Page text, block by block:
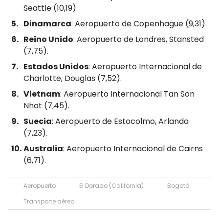
Seattle (10,19).
Dinamarca: Aeropuerto de Copenhague (9,31).
Reino Unido: Aeropuerto de Londres, Stansted
(7,75).
Estados Unidos: Aeropuerto Internacional de
Charlotte, Douglas (7,52).
Vietnam: Aeropuerto Internacional Tan Son
Nhat (7,45).
Suecia: Aeropuerto de Estocolmo, Arlanda
(7,23).
Australia: Aeropuerto Internacional de Cairns
(6,71).
Aeropuerto El Dorado (California)
Bogotá
Transporte aéreo